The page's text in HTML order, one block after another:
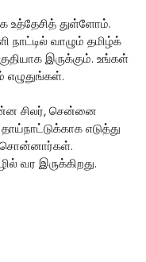
உத்தேசித் துள்ளோம்.
வாழும் தமிழ்க்
இருக்கும். உங்கள்
சிலர், சென்னை
எடுத்து
வர இருக்கிறது.